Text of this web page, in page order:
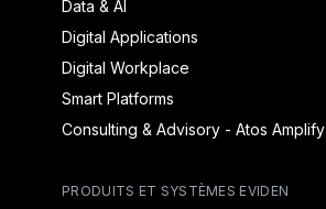
Data & AI
Digital Applications
Digital Workplace
Smart Platforms
Consulting & Advisory - Atos Amplify
PRODUITS ET SYSTÈMES EVIDEN